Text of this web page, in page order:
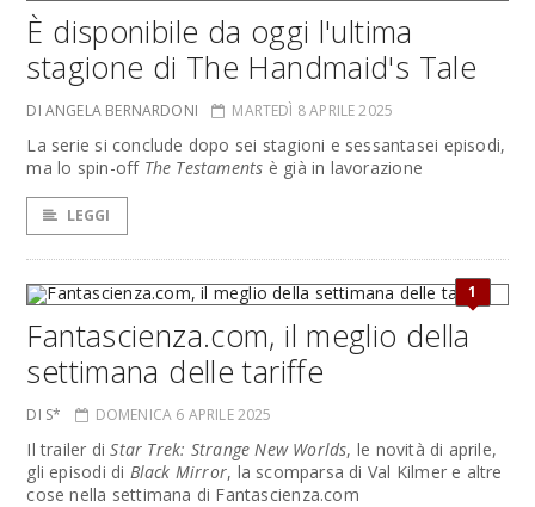
È disponibile da oggi l'ultima
stagione di The Handmaid's Tale
DI ANGELA BERNARDONI MARTEDÌ 8 APRILE 2025
La serie si conclude dopo sei stagioni e sessantasei episodi,
ma lo spin-off The Testaments è già in lavorazione
LEGGI
1
Fantascienza.com, il meglio della
settimana delle tariffe
DI S* DOMENICA 6 APRILE 2025
Il trailer diStar Trek: Strange New Worlds, le novità di aprile,
gli episodi di Black Mirror, la scomparsa di Val Kilmer e altre
cose nella settimana di Fantascienza.com